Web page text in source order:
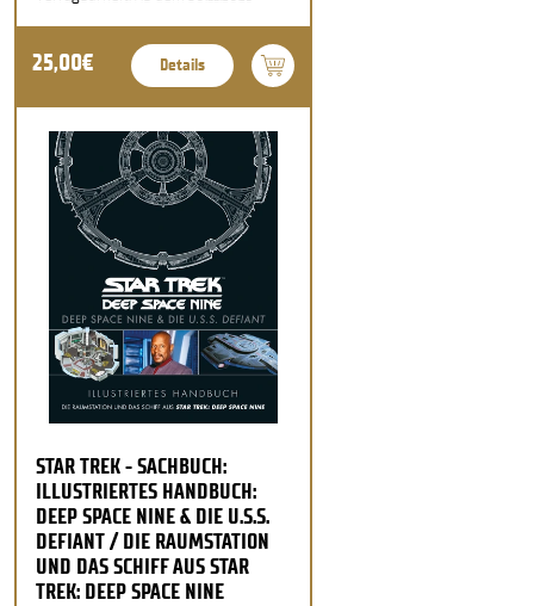
25,00€ Details
STAR TREK - SACHBUCH:
ILLUSTRIERTES HANDBUCH:
DEEP SPACE NINE & DIE U.S.S.
DEFIANT / DIE RAUMSTATION
UND DAS SCHIFF AUS STAR
TREK: DEEP SPACE NINE